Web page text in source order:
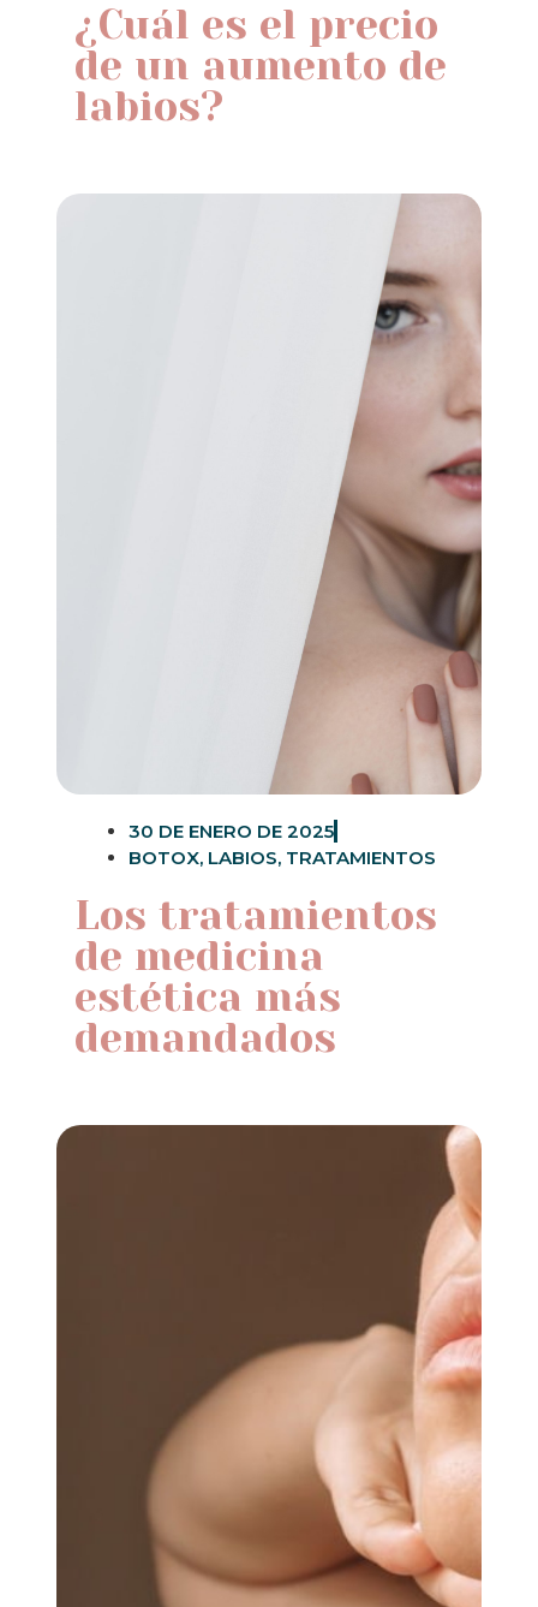
¿Cuál es el precio
de un aumento de
labios?
30 DE ENERO DE 2025
BOTOX, LABIOS, TRATAMIENTOS
Los tratamientos
de medicina
estética más
demandados